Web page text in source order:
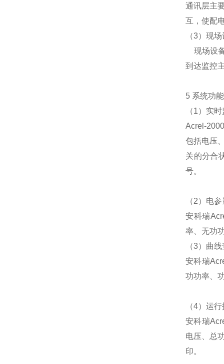
通讯层主
互，使配
（3）现
现场设
到达监控
5 系统功能
（1）实
Acrel-
包括电压
关的分合
号。
（2）电
安科瑞
率、无功
（3）曲
安科瑞
功功率、
（4）运
安科瑞
电压、总
印。